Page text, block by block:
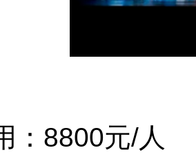
：8800元/人